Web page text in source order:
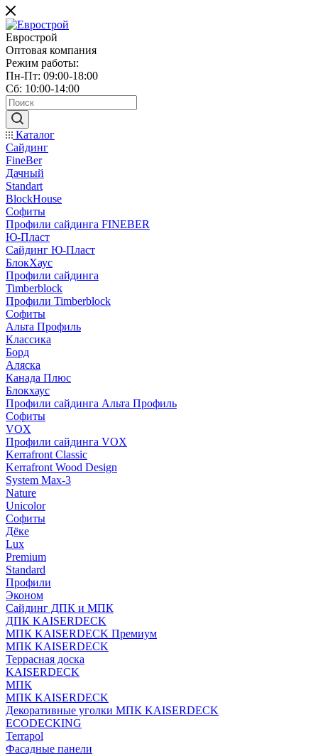
Еврострой
Оптовая компания
Режим работы:
Пн-Пт: 09:00-18:00
Сб: 10:00-14:00
Каталог
Сайдинг
FineBer
Дачный
Standart
BlockHouse
Софиты
Профили сайдинга FINEBER
Ю-Пласт
Сайдинг Ю-Пласт
БлокХаус
Профили сайдинга
Timberblock
Профили Timberblock
Софиты
Альта Профиль
Классика
Борд
Аляска
Канада Плюс
Блокхаус
Профили сайдинга Альта Профиль
Софиты
VOX
Профили сайдинга VOX
Kerrafront Classic
Kerrafront Wood Design
System Max-3
Nature
Unicolor
Софиты
Дёке
Lux
Premium
Standard
Профили
Эконом
Сайдинг ДПК и МПК
ДПК KAISERDECK
МПК KAISERDECK Премиум
МПК KAISERDECK
Террасная доска
KAISERDECK
МПК
МПК KAISERDECK
Декоративные уголки МПК KAISERDECK
ECODECKING
Terrapol
Фасадные панели